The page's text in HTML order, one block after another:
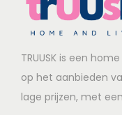
TRUUSK is een
op het aanbieden
lage prijzen, met